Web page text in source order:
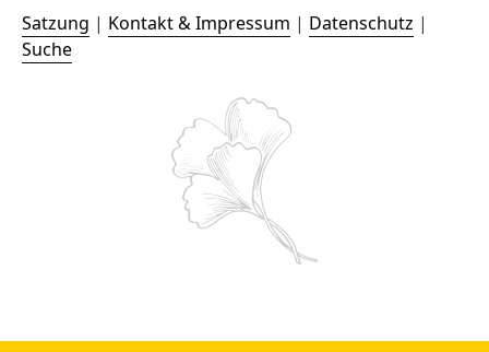
Satzung | Kontakt & Impressum | Datenschutz |
Suche